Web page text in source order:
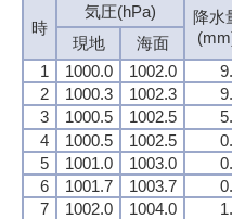
時
気圧(hPa)
降水
現地 海面
1
1000.0 1002.0
2
1000.3 1002.3
3
1000.5 1002.5
4
1000.5 1002.5
5
1001.0 1003.0
6
1001.7 1003.7
7
1002.0 1004.0